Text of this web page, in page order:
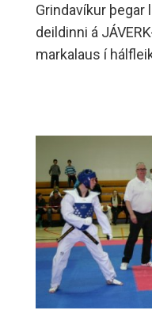
Grindavíkur
deildinni á
markalaus í